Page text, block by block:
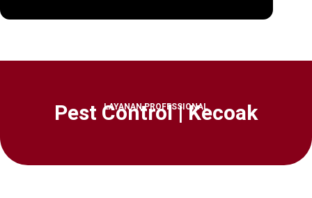
LAYANAN PROFESSIONAL
Pest Control | Kecoak